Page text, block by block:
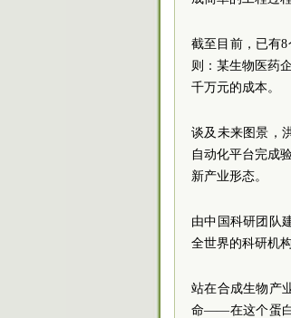
截至目前，已有
则：某生物医药
千万元的成本。
谈及未来图景，
自动化平台完成
新产业形态。
由中国科研团队
全世界的科研机构
站在合成生物产
命——在这个蛋白